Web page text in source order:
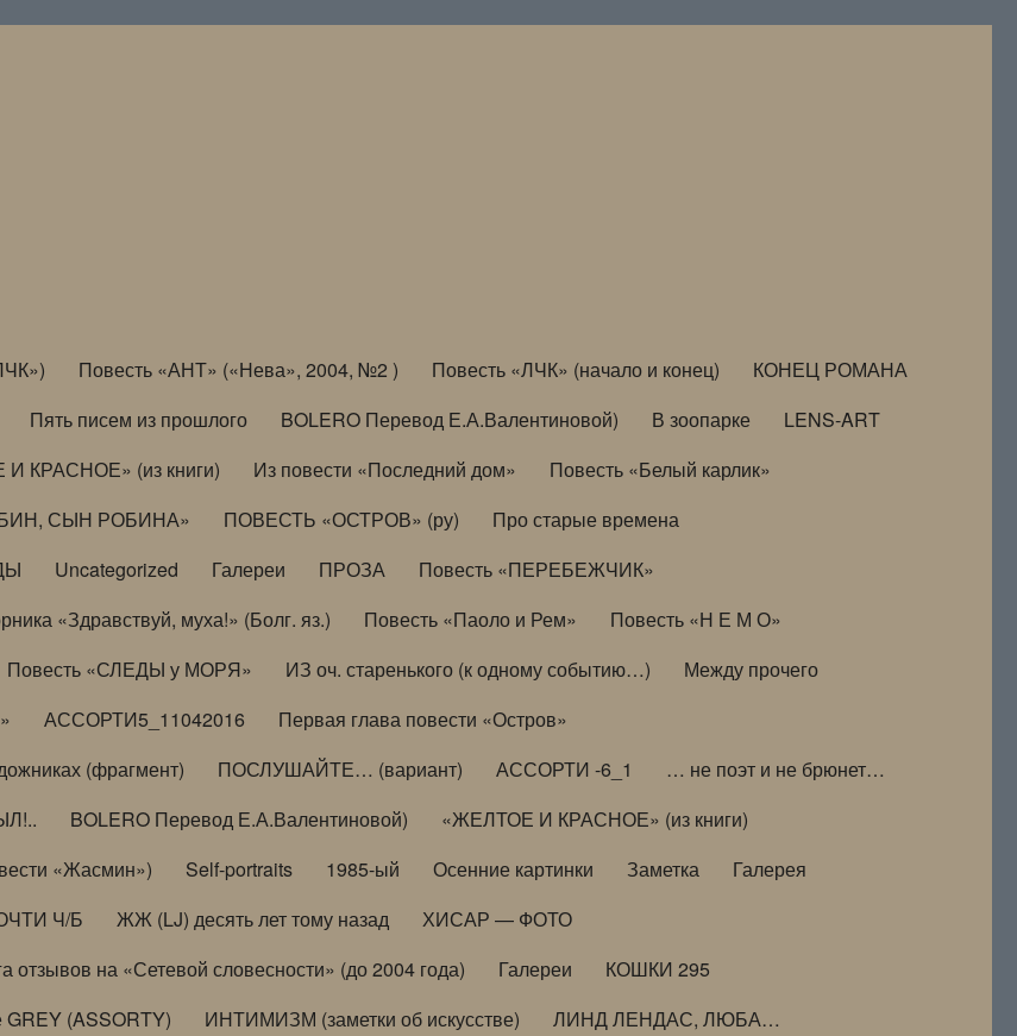
Повесть «АНТ» («Нева», 2004, №2 ) Повесть «ЛЧК» (начало и конец)
КОНЕЦ РОМАНА
Пять писем из прошлого BOLERO Перевод Е.А.Валентиновой) В зоопарке
LENS-ART
КРАСНОЕ» (из книги) Из повести «Последний дом»
Повесть «Белый карлик»
СЫН РОБИНА» ПОВЕСТЬ «ОСТРОВ» (ру)
Про старые времена
Uncategorized Галереи ПРОЗА
Повесть «ПЕРЕБЕЖЧИК»
«Здравствуй, муха!» (Болг. яз.) Повесть «Паоло и Рем»
Повесть «Н Е М О»
Повесть «СЛЕДЫ у МОРЯ» ИЗ оч. старенького (к одному событию…)
Между прочего
АССОРТИ5_11042016
Первая глава повести «Остров»
(фрагмент) ПОСЛУШАЙТЕ… (вариант) АССОРТИ -6_1
… не поэт и не брюнет…
BOLERO Перевод Е.А.Валентиновой)
«ЖЕЛТОЕ И КРАСНОЕ» (из книги)
«Жасмин») Self-portraits 1985-ый Осенние картинки Заметка
Галерея
Ч/Б ЖЖ (LJ) десять лет тому назад
ХИСАР — ФОТО
отзывов на «Сетевой словесности» (до 2004 года) Галереи
КОШКИ 295
GREY (ASSORTY) ИНТИМИЗМ (заметки об искусстве)
ЛИНД ЛЕНДАС, ЛЮБА…